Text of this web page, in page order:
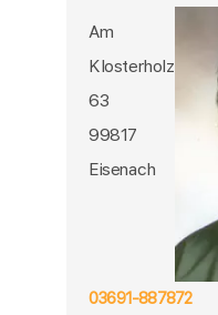
Am
Klosterholz
63
99817
Eisenach
03691-887872